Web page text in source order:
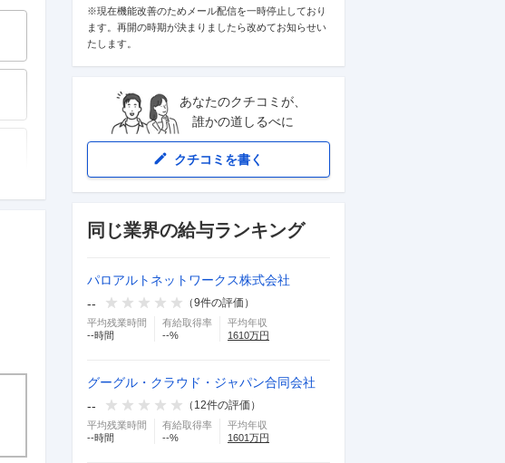
※現在機能改善のためメール配信を一時停止しており
ます。再開の時期が決まりましたら改めてお知らせい
たします。
あなたのクチコミが、
誰かの道しるべに
クチコミを書く
同じ業界の給与ランキング
パロアルトネットワークス株式会社
--
（9件の評価）
平均残業時間
--時間
有給取得率
--%
平均年収
1610万円
グーグル・クラウド・ジャパン合同会社
--
（ 12件の評価）
平均残業時間
--時間
有給取得率
--%
平均年収
1601万円